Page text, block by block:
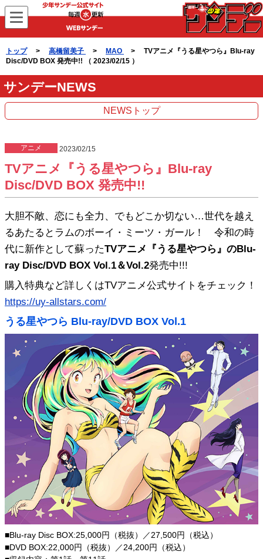
WEBサンデー
トップ> 高橋留美子 > MAO
> TVアニメ『うる星やつら』Blu-ray
Disc/DVD BOX 発売中!! （ 2023/02/15 ）
サンデーNEWS
NEWSトップ
アニメ 2023/02/15
TVアニメ『うる星やつら』Blu-ray
Disc/DVD BOX 発売中!!
大胆不敵、恋にも全力、でもどこか切ない…世代を越え
るあたるとラムのボーイ・ミーツ・ガール！ 令和の時
代に新作として蘇ったTVアニメ『うる星やつら』のBlu-
ray Disc/DVD BOX Vol.1＆Vol.2発売中!!!
購入特典など詳しくはTVアニメ公式サイトをチェック！
https://uy-allstars.com/
うる星やつら Blu-ray/DVD BOX Vol.1
■Blu-ray Disc BOX:25,000円（税抜）／27,500円（税込）
■DVD BOX:22,000円（税抜）／24,200円（税込）